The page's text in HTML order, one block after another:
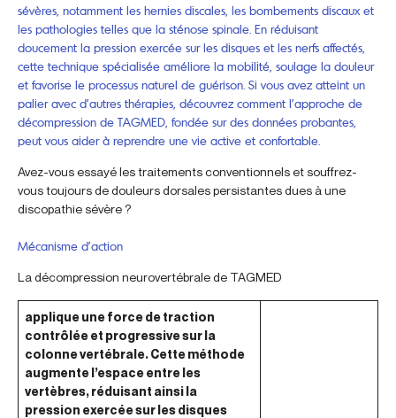
sévères, notamment les hernies discales, les bombements discaux et
les pathologies telles que la sténose spinale. En réduisant
doucement la pression exercée sur les disques et les nerfs affectés,
cette technique spécialisée améliore la mobilité, soulage la douleur
et favorise le processus naturel de guérison. Si vous avez atteint un
palier avec d’autres thérapies, découvrez comment l’approche de
décompression de TAGMED, fondée sur des données probantes,
peut vous aider à reprendre une vie active et confortable.
Avez-vous essayé les traitements conventionnels et souffrez-
vous toujours de douleurs dorsales persistantes dues à une
discopathie sévère ?
Mécanisme d’action
La décompression neurovertébrale de TAGMED
applique une force de traction
contrôlée et progressive sur la
colonne vertébrale. Cette méthode
augmente l’espace entre les
vertèbres, réduisant ainsi la
pression exercée sur les disques